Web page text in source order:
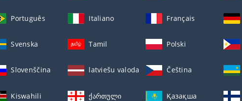
Português Italiano Français
Svenska Tamil Polski
Slovenščina latviešu valoda Čeština
Kiswahili ქართული Қазақша